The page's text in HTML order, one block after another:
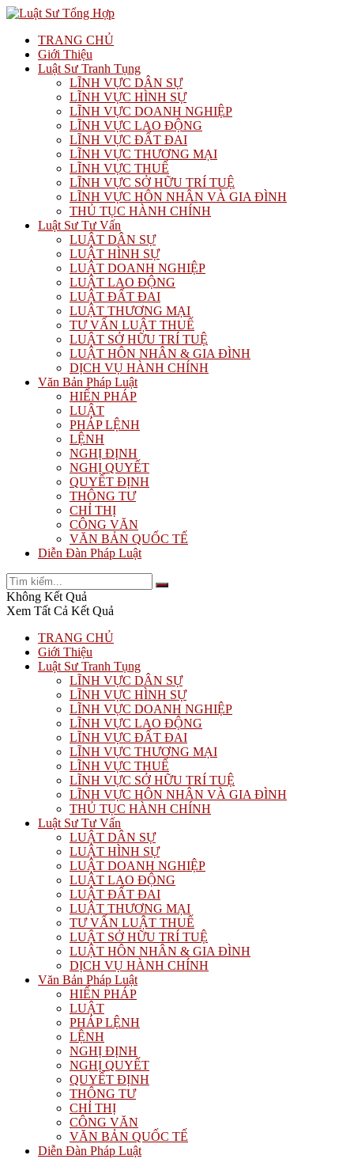
TRANG CHỦ
Giới Thiệu
Luật Sư Tranh Tụng
LĨNH VỰC DÂN SỰ
LĨNH VỰC HÌNH SỰ
LĨNH VỰC DOANH NGHIỆP
LĨNH VỰC LAO ĐỘNG
LĨNH VỰC ĐẤT ĐAI
LĨNH VỰC THƯƠNG MẠI
LĨNH VỰC THUẾ
LĨNH VỰC SỞ HỮU TRÍ TUỆ
LĨNH VỰC HÔN NHÂN VÀ GIA ĐÌNH
THỦ TỤC HÀNH CHÍNH
Luật Sư Tư Vấn
LUẬT DÂN SỰ
LUẬT HÌNH SỰ
LUẬT DOANH NGHIỆP
LUẬT LAO ĐỘNG
LUẬT ĐẤT ĐAI
LUẬT THƯƠNG MẠI
TƯ VẤN LUẬT THUẾ
LUẬT SỞ HỮU TRÍ TUỆ
LUẬT HÔN NHÂN & GIA ĐÌNH
DỊCH VỤ HÀNH CHÍNH
Văn Bản Pháp Luật
HIẾN PHÁP
LUẬT
PHÁP LỆNH
LỆNH
NGHỊ ĐỊNH
NGHỊ QUYẾT
QUYẾT ĐỊNH
THÔNG TƯ
CHỈ THỊ
CÔNG VĂN
VĂN BẢN QUỐC TẾ
Diễn Đàn Pháp Luật
Không Kết Quả
Xem Tất Cả Kết Quả
TRANG CHỦ
Giới Thiệu
Luật Sư Tranh Tụng
LĨNH VỰC DÂN SỰ
LĨNH VỰC HÌNH SỰ
LĨNH VỰC DOANH NGHIỆP
LĨNH VỰC LAO ĐỘNG
LĨNH VỰC ĐẤT ĐAI
LĨNH VỰC THƯƠNG MẠI
LĨNH VỰC THUẾ
LĨNH VỰC SỞ HỮU TRÍ TUỆ
LĨNH VỰC HÔN NHÂN VÀ GIA ĐÌNH
THỦ TỤC HÀNH CHÍNH
Luật Sư Tư Vấn
LUẬT DÂN SỰ
LUẬT HÌNH SỰ
LUẬT DOANH NGHIỆP
LUẬT LAO ĐỘNG
LUẬT ĐẤT ĐAI
LUẬT THƯƠNG MẠI
TƯ VẤN LUẬT THUẾ
LUẬT SỞ HỮU TRÍ TUỆ
LUẬT HÔN NHÂN & GIA ĐÌNH
DỊCH VỤ HÀNH CHÍNH
Văn Bản Pháp Luật
HIẾN PHÁP
LUẬT
PHÁP LỆNH
LỆNH
NGHỊ ĐỊNH
NGHỊ QUYẾT
QUYẾT ĐỊNH
THÔNG TƯ
CHỈ THỊ
CÔNG VĂN
VĂN BẢN QUỐC TẾ
Diễn Đàn Pháp Luật